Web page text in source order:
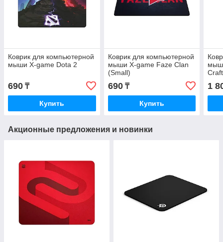
Коврик для компьютерной
мыши X-game Dota 2
690 ₸
Купить
Коврик для компьютерной
мыши X-game Faze Clan
(Small)
690₸
Купить
Craft
1
Акционные предложения и новинки